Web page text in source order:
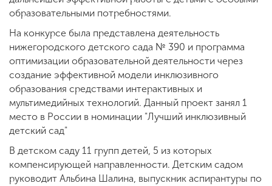
образовательными потребностями.
На конкурсе была представлена деятельность
нижегородского детского сада № 390 и программа
оптимизации образовательной деятельности через
создание эффективной модели инклюзивного
образования средствами интерактивных и
мультимедийных технологий. Данный проект занял 1
место в России в номинации "Лучший инклюзивный
детский сад"
В детском саду 11 групп детей, 5 из которых
компенсирующей направленности. Детским садом
руководит Альбина Шалина, выпускник аспирантуры по